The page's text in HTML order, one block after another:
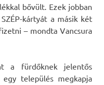
bővült. Ezek jobban
kártyát a másik két
– mondta Vancsura
a fürdőknek jelentős
település megkapja